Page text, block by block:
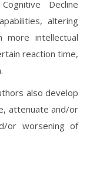
Decline
altering
more intellectual
reaction time,
also develop
attenuate and/or
or worsening of